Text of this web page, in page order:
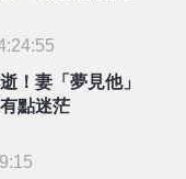
！妻「夢見他」
點迷茫